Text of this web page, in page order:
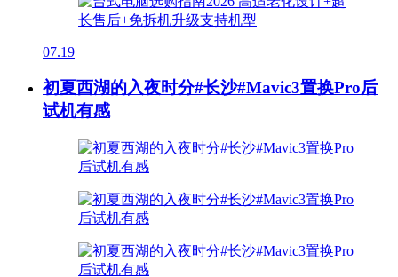
07.19
初夏西湖的入夜时分#长沙#Mavic3置换Pro后
试机有感